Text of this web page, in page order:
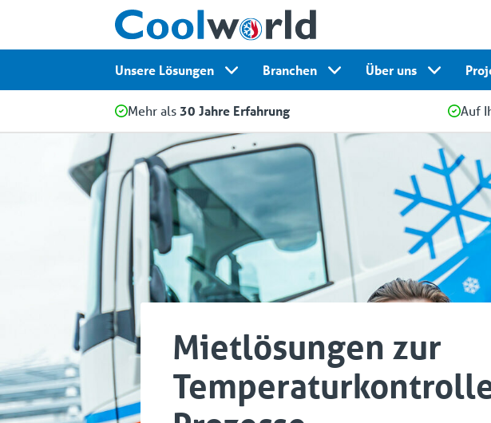
Unsere Lösungen Branchen Über uns
Mehr als30 Jahre Erfahrung Auf
Mietlösungen zur